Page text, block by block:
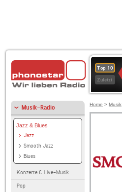
Top 10
Zuletzt
Musik-Radio
Jazz & Blues
Jazz
Smooth Jazz
Blues
Konzerte & Live-Musik
Pop
Home > Musik